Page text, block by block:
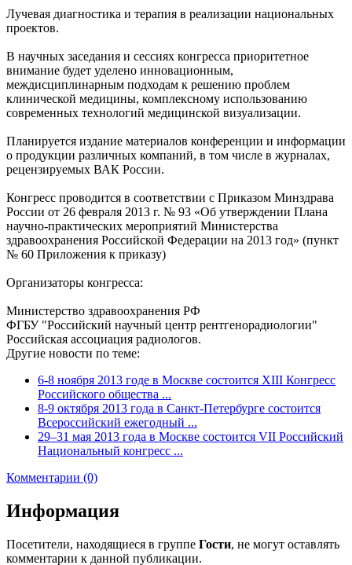
Лучевая диагностика и терапия в реализации национальных
проектов.
В научных заседания и сессиях конгресса приоритетное
внимание будет уделено инновационным,
междисциплинарным подходам к решению проблем
клинической медицины, комплексному использованию
современных технологий медицинской визуализации.
Планируется издание материалов конференции и информации
о продукции различных компаний, в том числе в журналах,
рецензируемых ВАК России.
Конгресс проводится в соответствии с Приказом Минздрава
России от 26 февраля 2013 г. № 93 «Об утверждении Плана
научно-практических мероприятий Министерства
здравоохранения Российской Федерации на 2013 год» (пункт
№ 60 Приложения к приказу)
Организаторы конгресса:
Министерство здравоохранения РФ
ФГБУ "Российский научный центр рентгенорадиологии"
Российская ассоциация радиологов.
Другие новости по теме:
6-8 ноября 2013 годе в Москве состоится XIII Конгресс
Российского общества ...
8-9 октября 2013 года в Санкт-Петербурге состоится
Всероссийский ежегодный ...
29–31 мая 2013 года в Москве состоится VII Российский
Национальный конгресс ...
Комментарии (0)
Информация
Посетители, находящиеся в группе Гости, не могут оставлять
комментарии к данной публикации.